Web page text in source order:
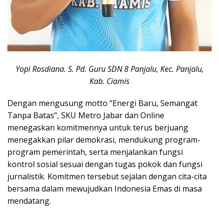
Yopi Rosdiana. S. Pd. Guru SDN 8 Panjalu, Kec. Panjalu,
Kab. Ciamis
Dengan mengusung motto “Energi Baru, Semangat
Tanpa Batas”, SKU Metro Jabar dan Online
menegaskan komitmennya untuk terus berjuang
menegakkan pilar demokrasi, mendukung program-
program pemerintah, serta menjalankan fungsi
kontrol sosial sesuai dengan tugas pokok dan fungsi
jurnalistik. Komitmen tersebut sejalan dengan cita-cita
bersama dalam mewujudkan Indonesia Emas di masa
mendatang.